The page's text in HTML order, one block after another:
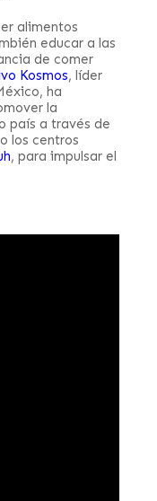
alimentos
educar a las
de comer
Kosmos, líder
ha
la
país a través de
los centros
, para impulsar el